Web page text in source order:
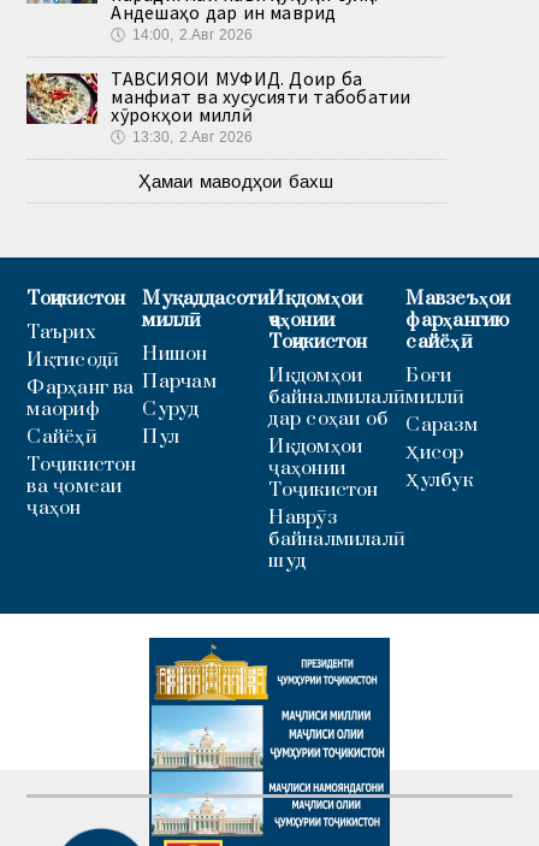
Андешаҳо дар ин маврид
🕔 14:00, 2.Авг 2026
ТАВСИЯҲОИ МУФИД. Доир ба
манфиат ва хусусияти табобатии
хӯрокҳои миллӣ
🕔 13:30, 2.Авг 2026
Ҳамаи маводҳои бахш
Тоҷикистон
Таърих
Иқтисодӣ
Фарҳанг ва
маориф
Сайёҳӣ
Тоҷикистон
ва ҷомеаи
ҷаҳон
Муқаддасоти
миллӣ
Нишон
Парчам
Суруд
Пул
Иқдомҳои
ҷаҳонии
Тоҷикистон
Иқдомҳои
байналмилалӣ
дар соҳаи об
Иқдомҳои
ҷаҳонии
Тоҷикистон
Наврӯз
байналмилалӣ
шуд
Мавзеъҳои
фарҳангию
сайёҳӣ
Боғи
миллӣ
Саразм
Ҳисор
Ҳулбук